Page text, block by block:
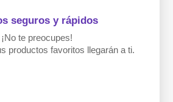
seguros y rápidos
¡No te preocupes!
productos favoritos llegarán a ti.